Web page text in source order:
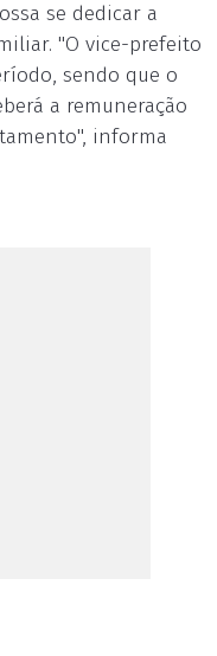
se dedicar a
"O vice-prefeito
sendo que o
a remuneração
informa